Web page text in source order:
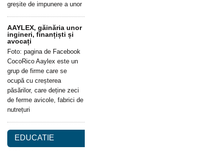
greșite de impunere a unor
AAYLEX, găinăria unor
ingineri, finanțiști și
avocați
Foto: pagina de Facebook
CocoRico Aaylex este un
grup de firme care se
ocupă cu creșterea
păsărilor, care deține zeci
de ferme avicole, fabrici de
nutrețuri
EDUCATIE